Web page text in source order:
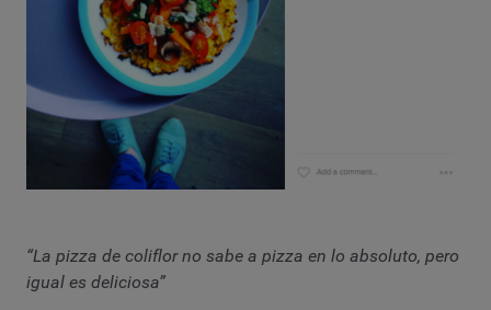
“La pizza de coliflor no sabe a pizza en lo absoluto, pero
igual es deliciosa”